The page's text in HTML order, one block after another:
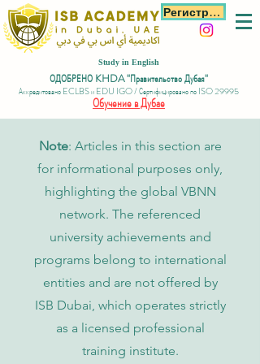
Регистрация
Study in English
ОДОБРЕНО KHDA "Правительство Дубая"
Аккредитовано ECLBS и EDU IGO / Сертифицировано по ISO 29995
Обучение в Дубае
Note: Articles in this section are
for informational purposes only,
highlighting the global VBNN
network. The referenced
university achievements and
programs belong to international
entities and are not offered by
ISB Dubai, which operates strictly
as a licensed professional
training institute.